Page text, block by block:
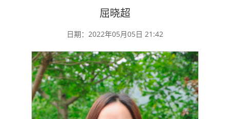
屈晓超
日期：2022年05月05日 21:42